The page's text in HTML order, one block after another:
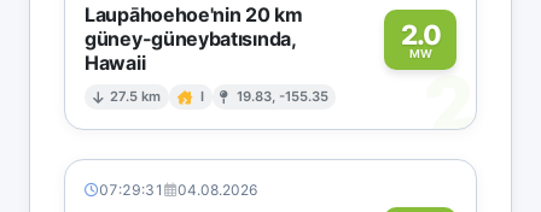
Laupāhoehoe'nin 20 km
güney-güneybatısında,
Hawaii
27.5 km I 19.83, -155.35
2.0
MW
2
07:29:31 04.08.2026